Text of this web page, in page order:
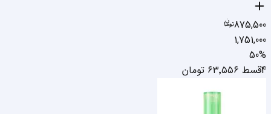
875,500
1,751,000
50%
4قسط
۶۳٬۵۵۶ تومان